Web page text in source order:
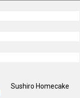
Sushiro Homecake